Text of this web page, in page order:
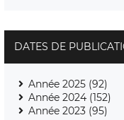
DATES DE
Année 2025 (92)
Année 2024 (152)
Année 2023 (95)